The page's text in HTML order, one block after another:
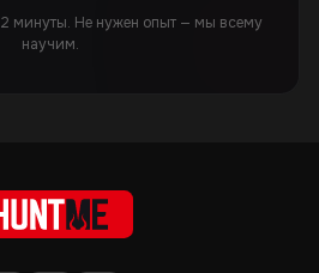
2 минуты. Не нужен опыт — мы всему
научим.